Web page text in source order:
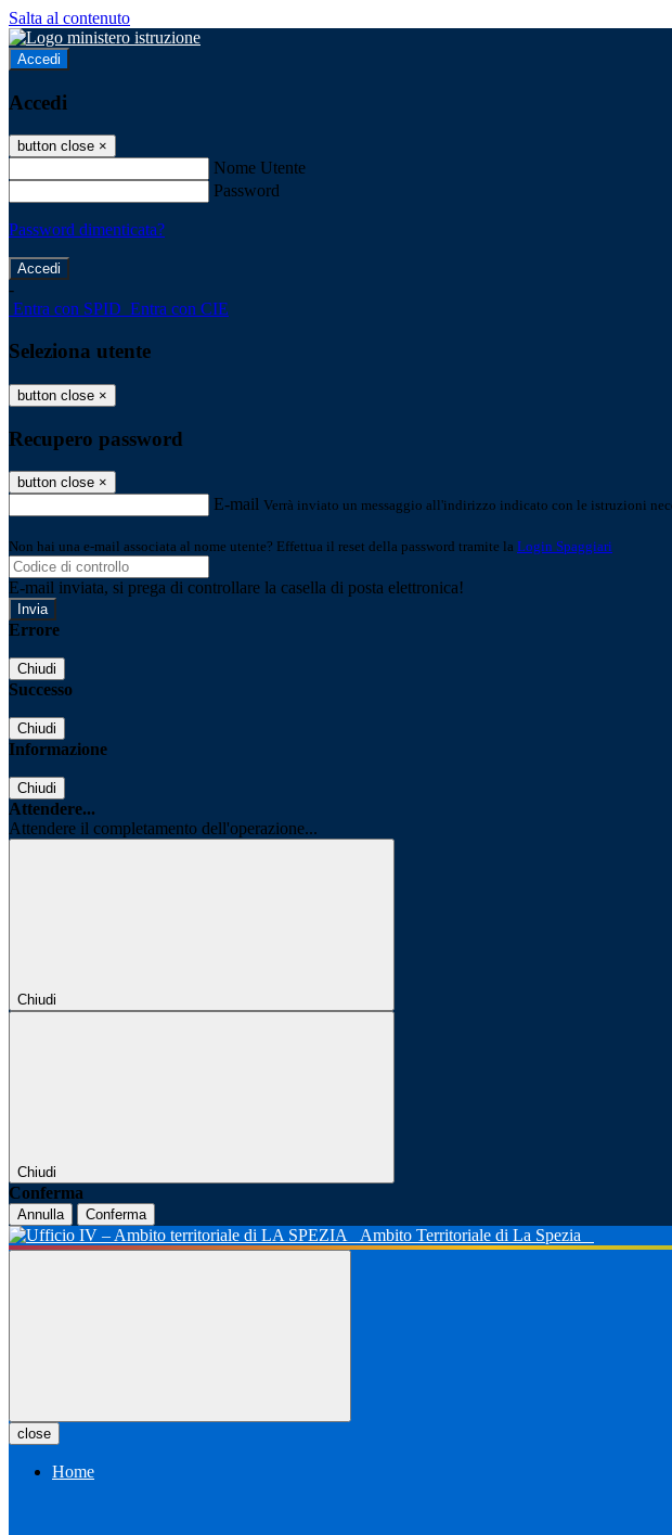
Salta al contenuto
Accedi
Accedi
button close ×
Nome Utente
Password
Password dimenticata?
-
Entra con SPID Entra con CIE
Seleziona utente
button close ×
Recupero password
button close ×
E-mail Verrà inviato un messaggio all'indirizzo indicato con le istruzioni
Non hai una e-mail associata al nome utente? Effettua il reset della password tramite la Login Spaggiari
E-mail inviata, si prega di controllare la casella di posta elettronica!
Errore
Chiudi
Successo
Chiudi
Informazione
Chiudi
Attendere...
Attendere il completamento dell'operazione...
Chiudi
Chiudi
Conferma
Annulla Conferma
Ambito Territoriale di La Spezia
close
Home